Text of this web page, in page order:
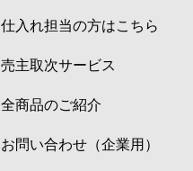
仕入れ担当の方はこちら
売主取次サービス
全商品のご紹介
お問い合わせ（企業用）